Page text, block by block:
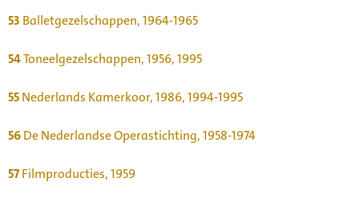
53 Balletgezelschappen, 1964-1965
54Toneelgezelschappen, 1956, 1995
55Nederlands Kamerkoor, 1986, 1994-1995
56De Nederlandse Operastichting, 1958-1974
57Filmproducties, 1959